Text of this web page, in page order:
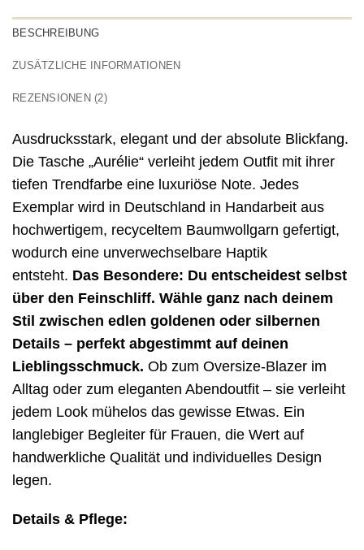
BESCHREIBUNG
ZUSÄTZLICHE INFORMATIONEN
REZENSIONEN (2)
Ausdrucksstark, elegant und der absolute Blickfang.
Die Tasche „Aurélie“ verleiht jedem Outfit mit ihrer
tiefen Trendfarbe eine luxuriöse Note. Jedes
Exemplar wird in Deutschland in Handarbeit aus
hochwertigem, recyceltem Baumwollgarn gefertigt,
wodurch eine unverwechselbare Haptik
entsteht. Das Besondere: Du entscheidest selbst
über den Feinschliff. Wähle ganz nach deinem
Stil zwischen edlen goldenen oder silbernen
Details – perfekt abgestimmt auf deinen
Lieblingsschmuck. Ob zum Oversize-Blazer im
Alltag oder zum eleganten Abendoutfit – sie verleiht
jedem Look mühelos das gewisse Etwas. Ein
langlebiger Begleiter für Frauen, die Wert auf
handwerkliche Qualität und individuelles Design
legen.
Details & Pflege: